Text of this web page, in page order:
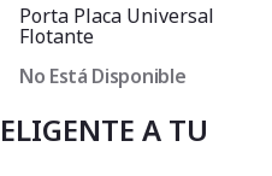
Porta Placa Universal
Flotante
No Está Disponible
A TU